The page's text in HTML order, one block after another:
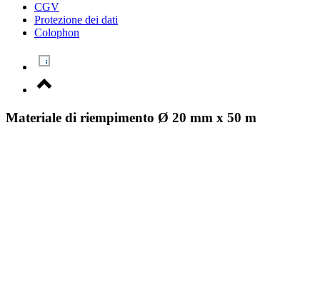
CGV
Protezione dei dati
Colophon
Materiale di riempimento Ø 20 mm x 50 m